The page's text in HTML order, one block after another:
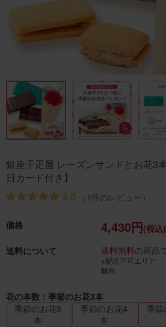
銀座千疋屋 レーズンサンドとお花3
日カード付き】
5.0
（1件のレビュー）
価格 4,430円(税込)
送料について
送料無料の商品
※配送不可エリア
離島
花の本数：季節のお花3本
季節のお花8
本
季節のお花4
本
季